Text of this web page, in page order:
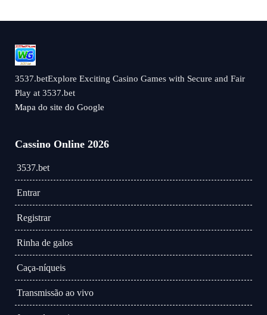
3537.betExplore Exciting Casino Games with Secure and Fair
Play at 3537.bet
Mapa do site do Google
Cassino Online 2026
3537.bet
Entrar
Registrar
Rinha de galos
Caça-níqueis
Transmissão ao vivo